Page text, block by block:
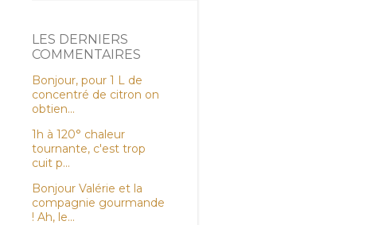
LES DERNIERS
COMMENTAIRES
Bonjour, pour 1 L de
concentré de citron on
obtien...
1h à 120° chaleur
tournante, c'est trop
cuit p...
Bonjour Valérie et la
compagnie gourmande
! Ah, le...